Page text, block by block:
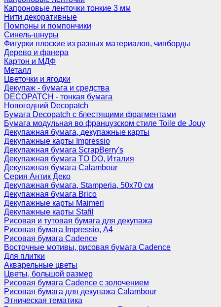
Капроновые ленточки тонкие 3 мм
Нити декоративные
Помпоны и помпончики
Синель-шнуры
Фигурки плоские из разных материалов, чипборды
Дерево и фанера
Картон и МДФ
Металл
Цветочки и ягодки
Декупаж - бумага и средства
DECOPATCH - тонкая бумага
Новогодний Decopatch
Бумага Decopatch с блестящими фрагментами
Бумага модульная во французском стиле Toile de Jouy
Декупажная бумага, декупажные карты
Декупажные карты Impressio
Декупажная бумага ScrapBerry's
Декупажная бумага TO DO, Италия
Декупажная бумага Calambour
Серия Антик Деко
Декупажная бумага, Stamperia, 50х70 см
Декупажная бумага Brico
Декупажные карты Maimeri
Декупажные карты Stafil
Рисовая и тутовая бумага для декупажа
Рисовая бумага Impressio, А4
Рисовая бумага Cadence
Восточные мотивы, рисовая бумага Cadence
Для плитки
Акварельные цветы
Цветы, большой размер
Рисовая бумага Cadence c золочением
Рисовая бумага для декупажа Calambour
Этническая тематика